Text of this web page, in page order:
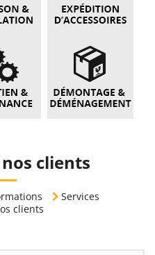
clients
Services
clients